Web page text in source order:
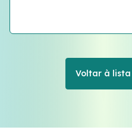
Voltar à